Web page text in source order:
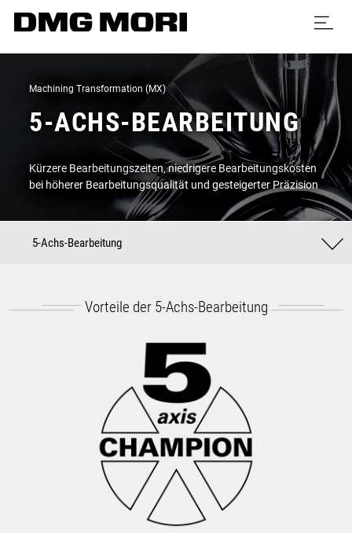
Machining Transformation (MX)
5-ACHS-BEARBEITUNG
Kürzere Bearbeitungszeiten, niedrigere Bearbeitungskosten
bei höherer Bearbeitungsqualität und gesteigerter Präzision
5-Achs-Bearbeitung
Vorteile der 5-Achs-Bearbeitung